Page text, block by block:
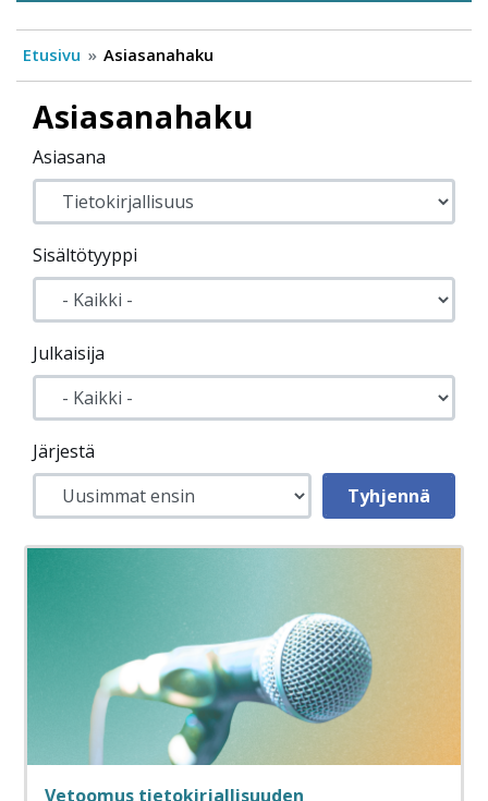
Etusivu Asiasanahaku
Asiasanahaku
Asiasana
Sisältötyyppi
Julkaisija
Järjestä
Vetoomus tietokirjallisuuden